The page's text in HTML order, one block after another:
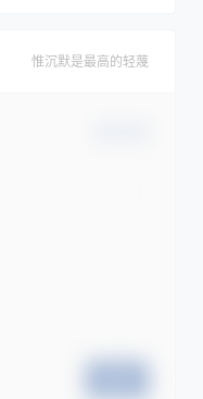
惟沉默是最高的轻蔑